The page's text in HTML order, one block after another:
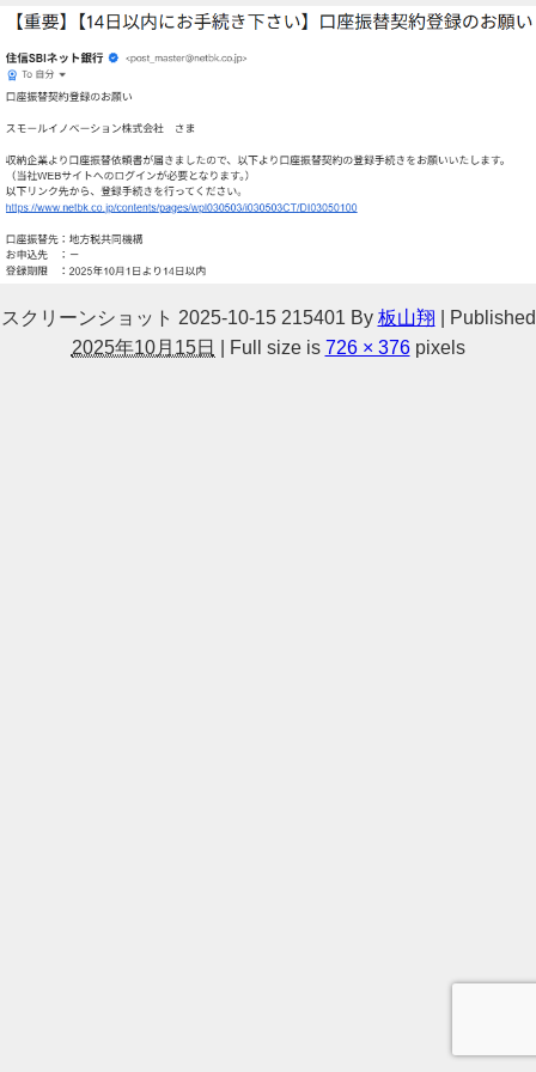
スクリーンショット 2025-10-15 215401 By 板山翔
Published
2025年10月15日
Full size is 726 × 376pixels